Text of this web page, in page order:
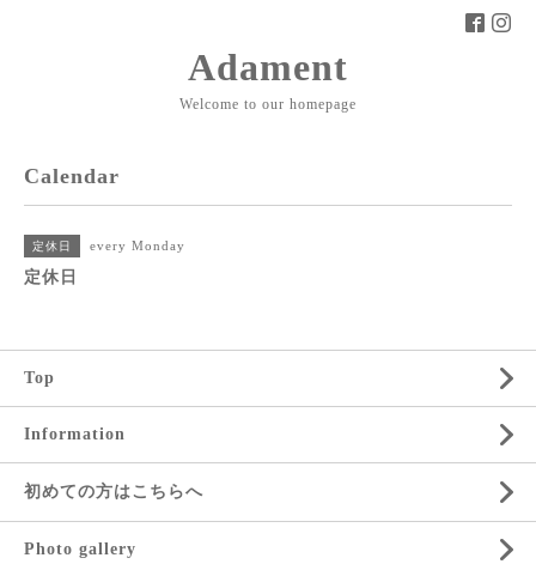
Adament
Welcome to our homepage
Calendar
定休日 every Monday
定休日
Top
Information
初めての方はこちらへ
Photo gallery